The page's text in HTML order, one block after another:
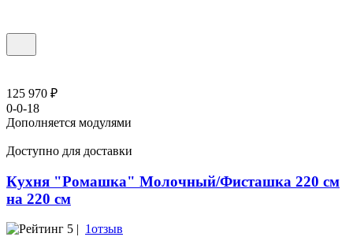
125 970 ₽
0-0-18
Дополняется модулями
Доступно для доставки
Кухня "Ромашка" Молочный/Фисташка 220 см
на 220 см
5 | 1отзыв